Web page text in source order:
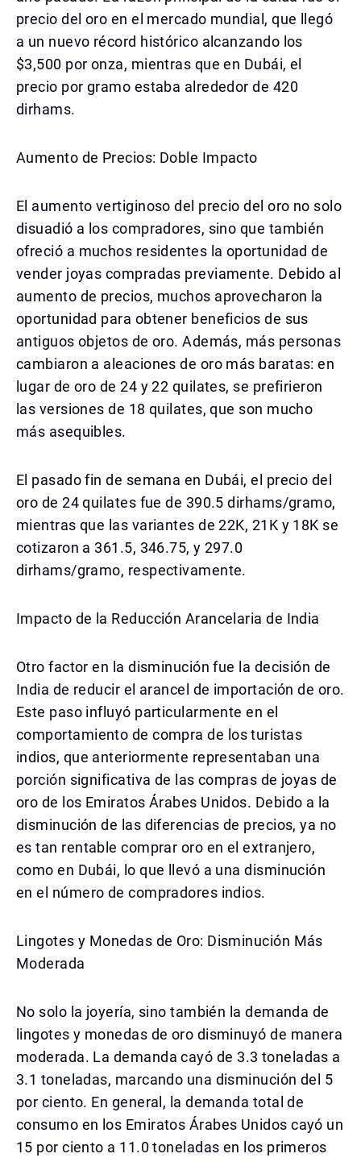
precio del oro en el mercado mundial, que llegó
a un nuevo récord histórico alcanzando los
$3,500 por onza, mientras que en Dubái, el
precio por gramo estaba alrededor de 420
dirhams.
Aumento de Precios: Doble Impacto
El aumento vertiginoso del precio del oro no solo
disuadió a los compradores, sino que también
ofreció a muchos residentes la oportunidad de
vender joyas compradas previamente. Debido al
aumento de precios, muchos aprovecharon la
oportunidad para obtener beneficios de sus
antiguos objetos de oro. Además, más personas
cambiaron a aleaciones de oro más baratas: en
lugar de oro de 24 y 22 quilates, se prefirieron
las versiones de 18 quilates, que son mucho
más asequibles.
El pasado fin de semana en Dubái, el precio del
oro de 24 quilates fue de 390.5 dirhams/gramo,
mientras que las variantes de 22K, 21K y 18K se
cotizaron a 361.5, 346.75, y 297.0
dirhams/gramo, respectivamente.
Impacto de la Reducción Arancelaria de India
Otro factor en la disminución fue la decisión de
India de reducir el arancel de importación de oro.
Este paso influyó particularmente en el
comportamiento de compra de los turistas
indios, que anteriormente representaban una
porción significativa de las compras de joyas de
oro de los Emiratos Árabes Unidos. Debido a la
disminución de las diferencias de precios, ya no
es tan rentable comprar oro en el extranjero,
como en Dubái, lo que llevó a una disminución
en el número de compradores indios.
Lingotes y Monedas de Oro: Disminución Más
Moderada
No solo la joyería, sino también la demanda de
lingotes y monedas de oro disminuyó de manera
moderada. La demanda cayó de 3.3 toneladas a
3.1 toneladas, marcando una disminución del 5
por ciento. En general, la demanda total de
consumo en los Emiratos Árabes Unidos cayó un
15 por ciento a 11.0 toneladas en los primeros